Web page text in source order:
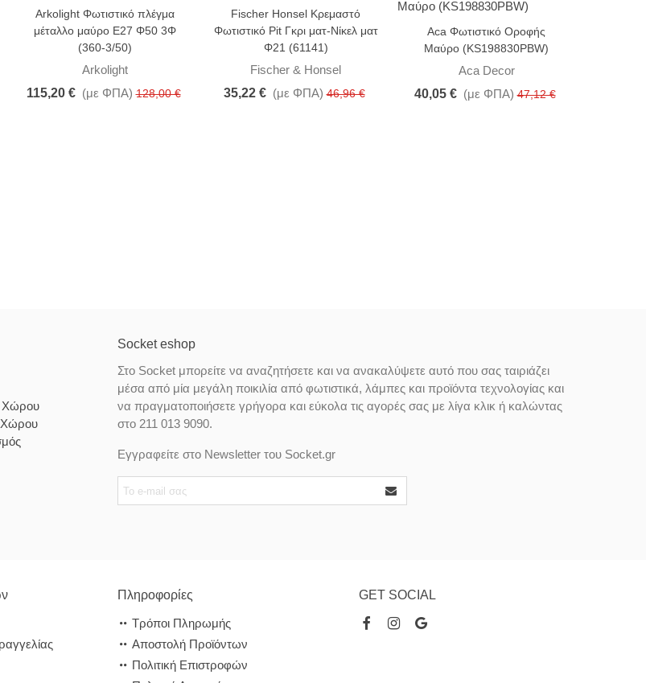
-10%
Arkolight Φωτιστικό πλέγμα
μέταλλο μαύρο Ε27 Φ50 3Φ
(360-3/50)
Arkolight
115,20 € (με ΦΠΑ) 128,00 €
-25%
Fischer Honsel Κρεμαστό
Φωτιστικό Pit Γκρι ματ-Νίκελ ματ
Φ21 (61141)
Fischer & Honsel
35,22 € (με ΦΠΑ) 46,96 €
Aca Φωτιστικό Οροφής
Μαύρο (KS198830PBW)
Aca Decor
40,05 € (με ΦΠΑ) 47,12 €
Χώρου
Χώρου
Socket eshop
Στο Socket μπορείτε να αναζητήσετε και να ανακαλύψετε αυτό που σας ταιριάζει
μέσα από μία μεγάλη ποικιλία από φωτιστικά, λάμπες και προϊόντα τεχνολογίας και
να πραγματοποιήσετε γρήγορα και εύκολα τις αγορές σας με λίγα κλικ ή καλώντας
στο 211 013 9090.
Εγγραφείτε στο Newsletter του Socket.gr
Πληροφορίες
Τρόποι Πληρωμής
Αποστολή Προϊόντων
Πολιτική Επιστροφών
GET SOCIAL